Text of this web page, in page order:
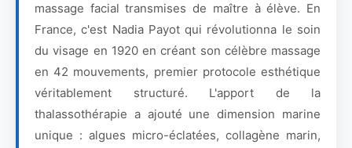
massage facial transmises de maître à élève. En
France, c'est Nadia Payot qui révolutionna le soin
du visage en 1920 en créant son célèbre massage
en 42 mouvements, premier protocole esthétique
véritablement structuré. L'apport de la
thalassothérapie a ajouté une dimension marine
unique : algues micro-éclatées, collagène marin,